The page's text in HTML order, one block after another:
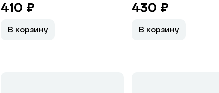
410 ₽
В корзину
430 ₽
В корзину